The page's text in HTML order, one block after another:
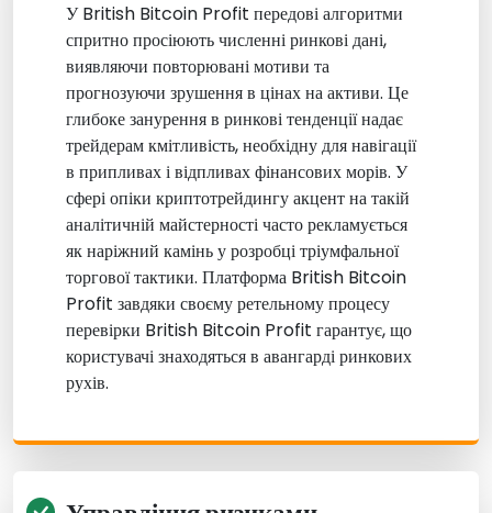
У British Bitcoin Profit передові алгоритми
спритно просіюють численні ринкові дані,
виявляючи повторювані мотиви та
прогнозуючи зрушення в цінах на активи. Це
глибоке занурення в ринкові тенденції надає
трейдерам кмітливість, необхідну для навігації
в припливах і відпливах фінансових морів. У
сфері опіки криптотрейдингу акцент на такій
аналітичній майстерності часто рекламується
як наріжний камінь у розробці тріумфальної
торгової тактики. Платформа British Bitcoin
Profit завдяки своєму ретельному процесу
перевірки British Bitcoin Profit гарантує, що
користувачі знаходяться в авангарді ринкових
рухів.